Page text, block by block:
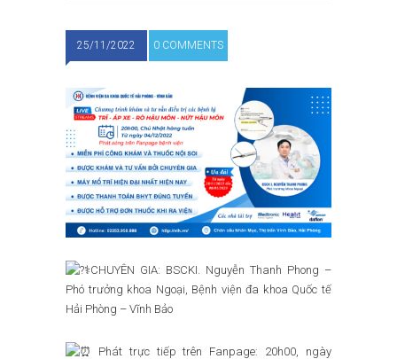
25/11/2022 0 COMMENTS
CHUYÊN GIA: BSCKI. Nguyễn Thanh Phong –
Phó trưởng khoa Ngoại, Bệnh viện đa khoa Quốc tế
Hải Phòng – Vĩnh Bảo
Phát trực tiếp trên Fanpage: 20h00, ngày